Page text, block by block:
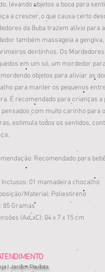
levando objetos a boca para
a crescer, o que causa certo
da Buba trazem alívio para
também massageia a
dentinhos. Os
em um só, um mordedor
objetos para aliviar as
para manter os pequenos
É recomendado para crianças
pensados com muito carinho para
estimula todos os sentidos,
Recomendado para
Inclusos: 01 mamadeira chocalho
Material: Poliestireno
85 Gramas
(AxLxC): 04 x 7 x 15 cm
I Jardim Paulista